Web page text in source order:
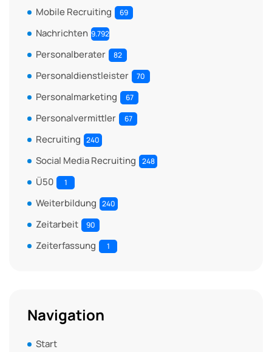
Mobile Recruiting 69
Nachrichten 9.792
Personalberater 82
Personaldienstleister 70
Personalmarketing 67
Personalvermittler 67
Recruiting 240
Social Media Recruiting 248
Ü50 1
Weiterbildung 240
Zeitarbeit 90
Zeiterfassung 1
Navigation
Start